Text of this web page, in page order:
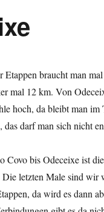
Etappen braucht man
mal 12 km. Von
hoch, da bleibt man
das darf man sich nicht
Covo bis Odeceixe ist
Die letzten Male sind wir
da wird es dann